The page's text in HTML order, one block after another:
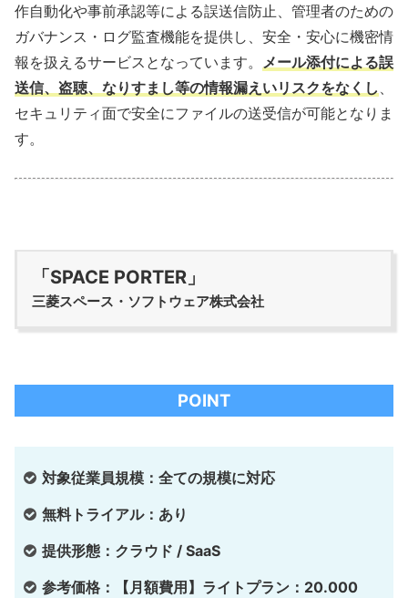
作自動化や事前承認等による誤送信防止、管理者のための
ガバナンス・ログ監査機能を提供し、安全・安心に機密情
報を扱えるサービスとなっています。 メール添付による誤
送信、盗聴、なりすまし等の情報漏えいリスクをなくし 、
セキュリティ面で安全にファイルの送受信が可能となりま
す。
「SPACE PORTER」
三菱スペース・ソフトウェア株式会社
POINT
対象従業員規模：全ての規模に対応
無料トライアル：あり
提供形態：クラウド / SaaS
参考価格：【月額費用】ライトプラン：20.000